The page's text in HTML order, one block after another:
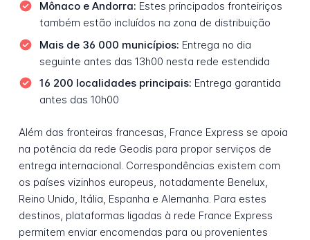
Mônaco e Andorra: Estes principados fronteiriços
também estão incluídos na zona de distribuição
Mais de 36 000 municípios: Entrega no dia
seguinte antes das 13h00 nesta rede estendida
16 200 localidades principais: Entrega garantida
antes das 10h00
Além das fronteiras francesas, France Express se apoia
na potência da rede Geodis para propor serviços de
entrega internacional. Correspondências existem com
os países vizinhos europeus, notadamente Benelux,
Reino Unido, Itália, Espanha e Alemanha. Para estes
destinos, plataformas ligadas à rede France Express
permitem enviar encomendas para ou provenientes